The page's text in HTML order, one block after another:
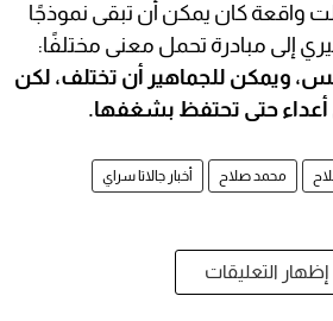
واقعة كان يمكن أن تبقى نموذجًا
إلى مبادرة تحمل معنى مختلفًا:
ويمكن للجماهير أن تختلف، لكن
أعداء حتى تحتفظ بشغفها.
محمد صلاح أخبار جالاتا سراي
إظهار التعليقات